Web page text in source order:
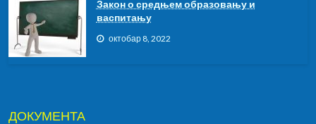
Закон о средњем образовању и
васпитању
октобар 8, 2022
ДОКУМЕНТА